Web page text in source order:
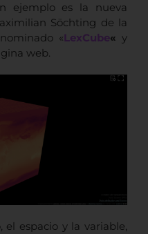
ejemplo es la nueva
Söchting de la
«LexCube« y
web.
espacio y la variable,